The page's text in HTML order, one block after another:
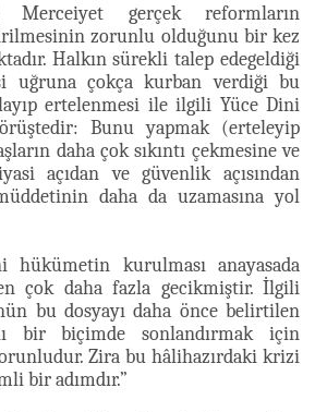
gerçek reformların
zorunlu olduğunu bir kez
Halkın sürekli talep edegeldiği
uğruna çokça kurban verdiği bu
ertelenmesi ile ilgili Yüce Dini
Bunu yapmak (erteleyip
daha çok sıkıntı çekmesine ve
açıdan ve güvenlik açısından
daha da uzamasına yol
hükümetin kurulması anayasada
çok daha fazla gecikmiştir. İlgili
bu dosyayı daha önce belirtilen
bir biçimde sonlandırmak için
Zira bu hâlihazırdaki krizi
bir adımdır.”